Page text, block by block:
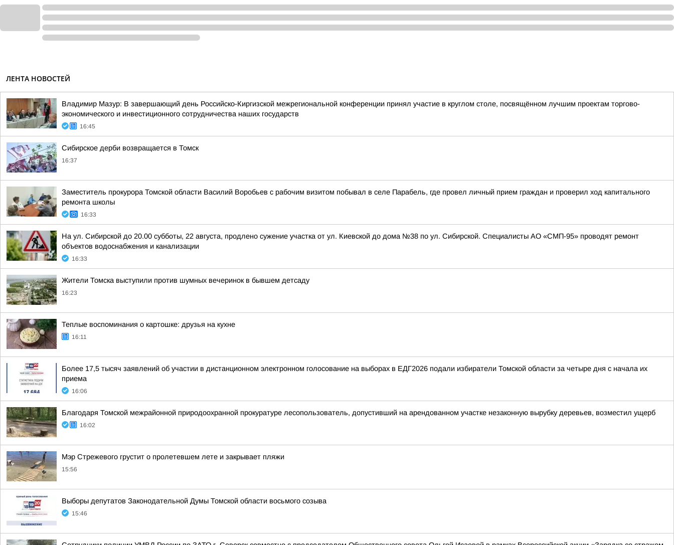
ЛЕНТА НОВОСТЕЙ
Владимир Мазур: В завершающий день Российско-Киргизской межрегиональной конференции принял участие в круглом столе, посвящённом лучшим проектам торгово-
экономического и инвестиционного сотрудничества наших государств
16:45
Сибирское дерби возвращается в Томск
16:37
Заместитель прокурора Томской области Василий Воробьев с рабочим визитом побывал в селе Парабель, где провел личный прием граждан и проверил ход капитального
ремонта школы
16:33
На ул. Сибирской до 20.00 субботы, 22 августа, продлено сужение участка от ул. Киевской до дома №38 по ул. Сибирской. Специалисты АО «СМП-95» проводят ремонт
объектов водоснабжения и канализации
16:33
Жители Томска выступили против шумных вечеринок в бывшем детсаду
16:23
Теплые воспоминания о картошке: друзья на кухне
16:11
Более 17,5 тысяч заявлений об участии в дистанционном электронном голосование на выборах в ЕДГ2026 подали избиратели Томской области за четыре дня с начала их
приема
16:06
Благодаря Томской межрайонной природоохранной прокуратуре лесопользователь, допустивший на арендованном участке незаконную вырубку деревьев, возместил ущерб
16:02
Мэр Стрежевого грустит о пролетевшем лете и закрывает пляжи
15:56
Выборы депутатов Законодательной Думы Томской области восьмого созыва
15:46